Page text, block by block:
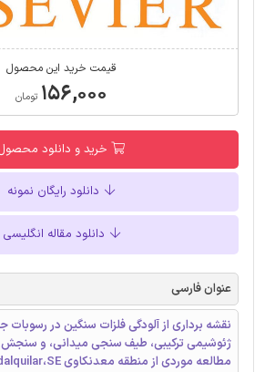
قیمت خرید این محصول
۱۵۶,۰۰۰ تومان
خرید و دانلود
دانلود رایگان نمونه
دانلود مقاله انگلیسی
عنوان فارسی
نقشه برداری از آلودگی فلزات سنگین در رسوبات
ژئوشیمی ترکیبی، طیف سنجی میدانی، و سنجش
مطالعه موردی از منطقه معدنکاوی Rodalquilar،SE اسپانیا